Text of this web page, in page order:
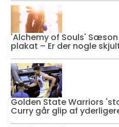
'Alchemy of Souls'
plakat – Er der nogle
Golden State Warriors
Curry går glip af